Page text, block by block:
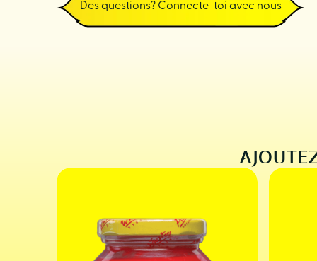
Des questions? Connecte-toi avec nous